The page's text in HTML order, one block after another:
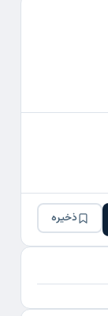
ذخیره